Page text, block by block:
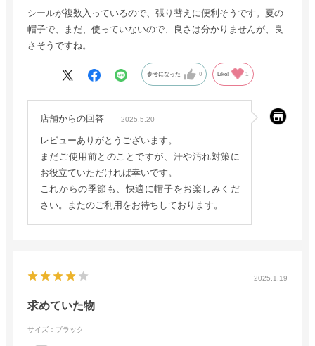
シールが複数入っているので、張り替えに便利そうです。夏の
帽子で、まだ、使っていないので、良さは分かりませんが、良
さそうですね。
参考になった 0 Like! 1
店舗からの回答 2025.5.20
レビューありがとうございます。
まだご使用前とのことですが、汗や汚れ対策に
お役立ていただければ幸いです。
これからの季節も、快適に帽子をお楽しみくだ
さい。またのご利用をお待ちしております。
2025.1.19
求めていた物
サイズ：ブラック